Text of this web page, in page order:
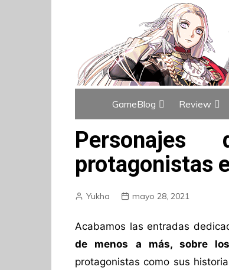
GameBlog
Índice de GameBlog
Review
Personajes
protagonistas
Yukha mayo 28, 2021
Acabamos las entradas
de menos a más, sobre
protagonistas como sus